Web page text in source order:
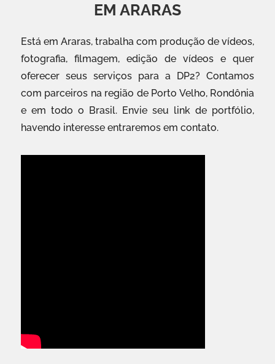
EM ARARAS
Está em Araras, trabalha com produção de vídeos,
fotografia, filmagem, edição de vídeos e quer
oferecer seus serviços para a DP2? Contamos
com parceiros na região de Porto Velho, Rondônia
e em todo o Brasil. Envie seu link de portfólio,
havendo interesse entraremos em contato.